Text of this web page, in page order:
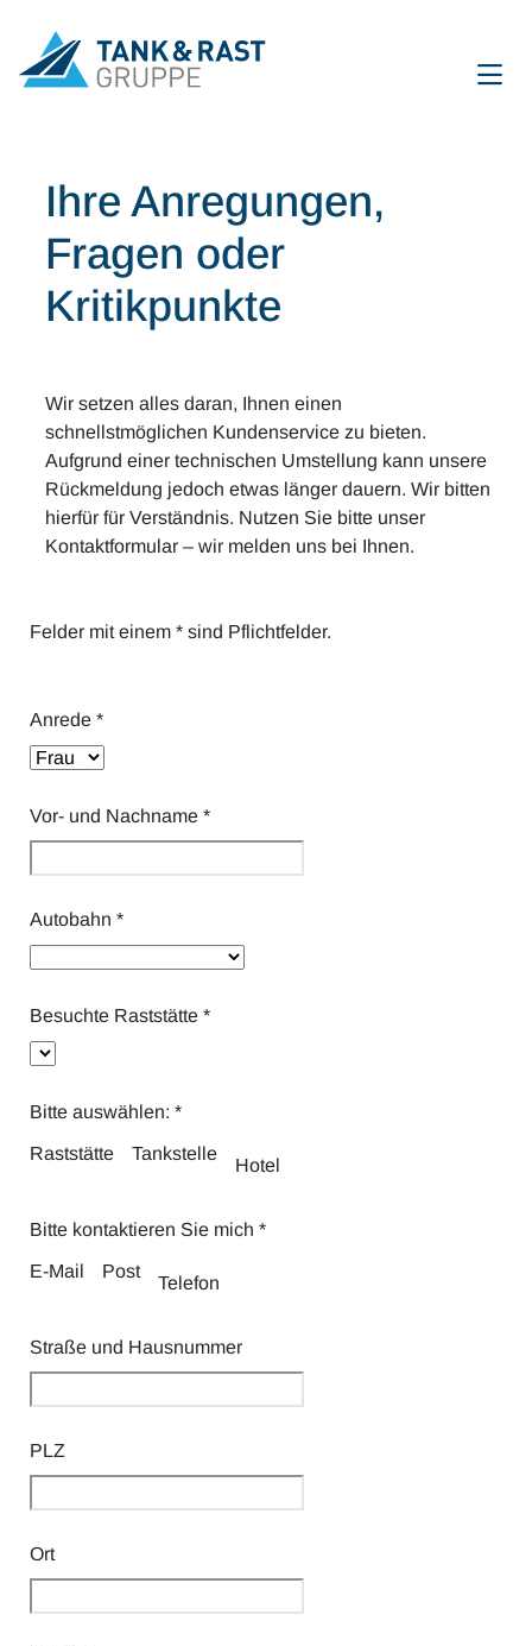
Unternehmen
Für Gäste
Presse
Magazin
Alle Artikel
Karriere
Ihre Anregungen,
Fragen oder
Kritikpunkte
Wir setzen alles daran, Ihnen einen
schnellstmöglichen Kundenservice zu bieten.
Aufgrund einer technischen Umstellung kann unsere
Rückmeldung jedoch etwas länger dauern. Wir bitten
hierfür für Verständnis. Nutzen Sie bitte unser
Kontaktformular – wir melden uns bei Ihnen.
Felder mit einem * sind Pflichtfelder.
Anrede *
Vor- und Nachname *
Autobahn *
Besuchte Raststätte *
Bitte auswählen: *
Raststätte Tankstelle
Hotel
Bitte kontaktieren Sie mich *
E-Mail Post
Telefon
Straße und Hausnummer
PLZ
Ort